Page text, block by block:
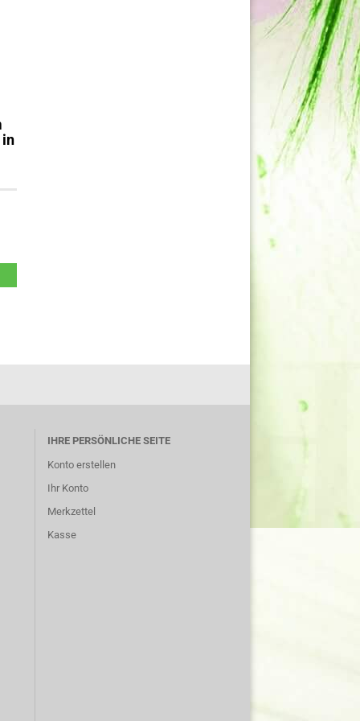
IHRE PERSÖNLICHE SEITE
Konto erstellen
Ihr Konto
Merkzettel
Kasse